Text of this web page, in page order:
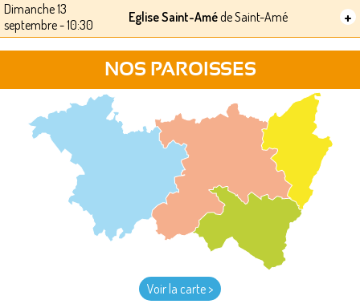
Dimanche 13
septembre - 10:30
Eglise Saint-Améde Saint-Amé +
NOS PAROISSES
Voir la carte >